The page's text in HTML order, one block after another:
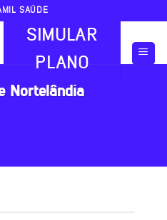
SAÚDE
SIMULAR
PLANO
Nortelândia